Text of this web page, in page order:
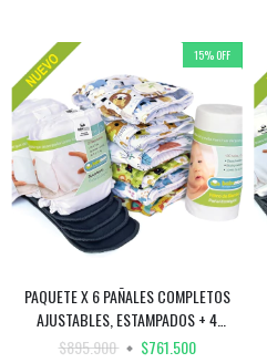
15% OFF
PAQUETE X 6 PAÑALES COMPLETOS
AJUSTABLES, ESTAMPADOS + 4
ABSORBENTES + 2 SUPER
$895.900 $761.500